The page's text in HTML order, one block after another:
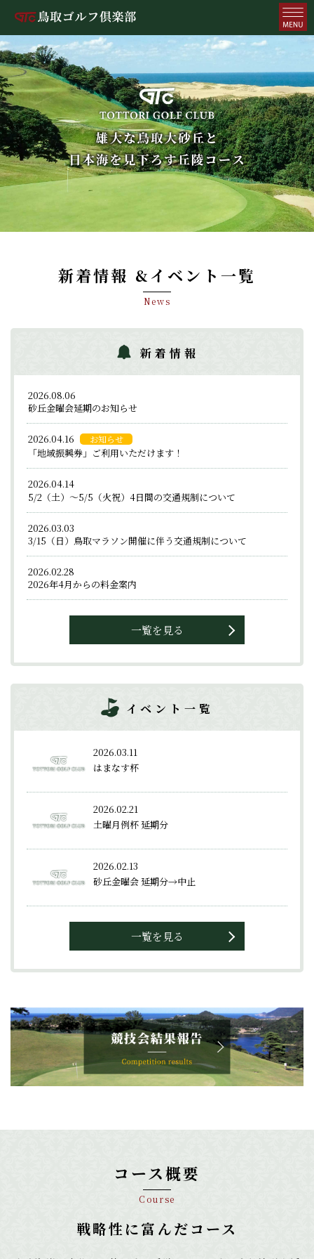
新着情報 &イベント一覧
News
新着情報
2026.08.06
砂丘金曜会延期のお知らせ
2026.04.16 お知らせ
「地域振興券」ご利用いただけます！
2026.04.14
5/2（土）～5/5（火祝）4日間の交通規制について
2026.03.03
3/15（日）鳥取マラソン開催に伴う交通規制について
2026.02.28
2026年4月からの料金案内
一覧を見る
イベント一覧
2026.03.11
はまなす杯
2026.02.21
土曜月例杯 延期分
2026.02.13
砂丘金曜会 延期分→中止
一覧を見る
コース概要
Course
戦略性に富んだコース